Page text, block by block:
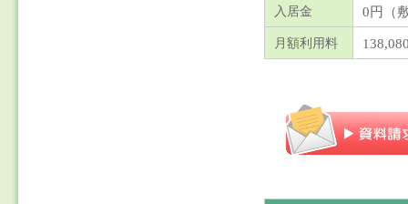
入居金 0円（
月額利用料